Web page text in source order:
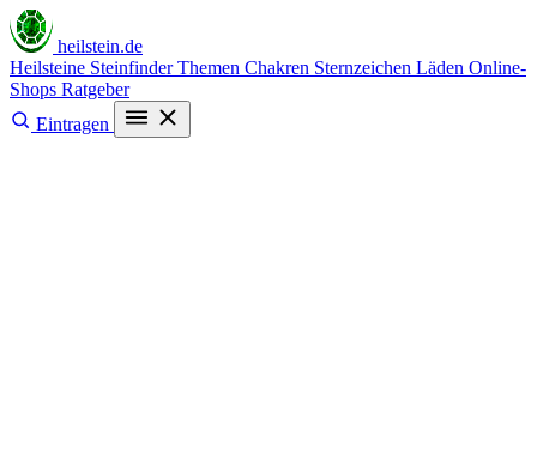
heilstein.de
Heilsteine SteinfinderThemen Chakren Sternzeichen Läden Online-
Shops Ratgeber
Eintragen